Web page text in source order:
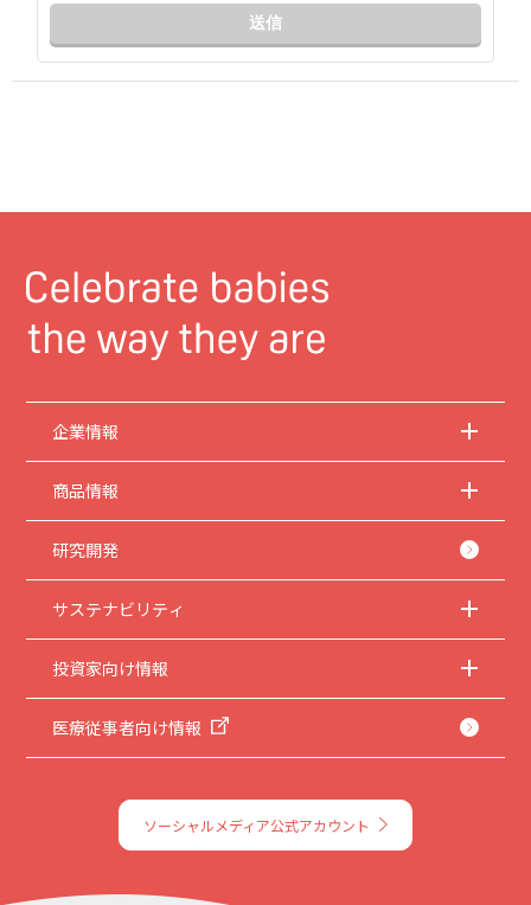
送信
企業情報
商品情報
研究開発
サステナビリティ
投資家向け情報
医療従事者向け情報
ソーシャルメディア公式アカウント